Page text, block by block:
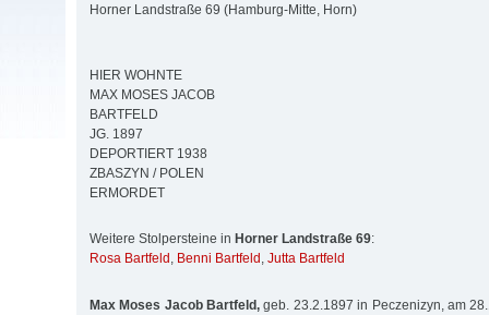
Horner Landstraße 69 (Hamburg-Mitte, Horn)
HIER WOHNTE
MAX MOSES JACOB
BARTFELD
JG. 1897
DEPORTIERT 1938
ZBASZYN / POLEN
ERMORDET
Weitere Stolpersteine in Horner Landstraße 69:
Rosa Bartfeld , Benni Bartfeld , Jutta Bartfeld
Max Moses Jacob Bartfeld, geb. 23.2.1897 in Peczenizyn, am